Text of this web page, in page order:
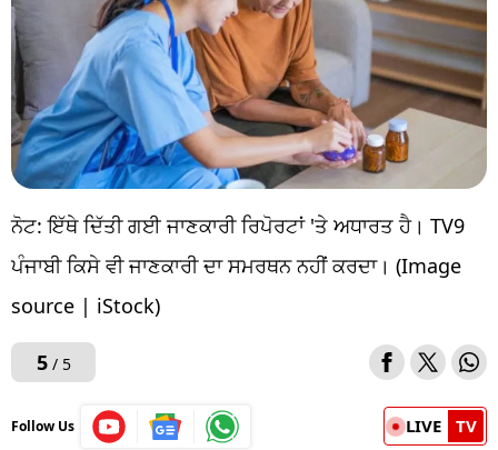
ਨੋਟ: ਇੱਥੇ ਦਿੱਤੀ ਗਈ ਜਾਣਕਾਰੀ ਰਿਪੋਰਟਾਂ 'ਤੇ ਅਧਾਰਤ ਹੈ। TV9
ਪੰਜਾਬੀ ਕਿਸੇ ਵੀ ਜਾਣਕਾਰੀ ਦਾ ਸਮਰਥਨ ਨਹੀਂ ਕਰਦਾ। (Image
source | iStock)
5/ 5
Follow Us LIVE TV